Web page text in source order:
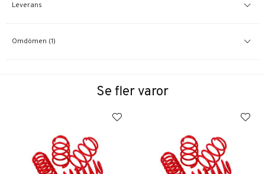
Leverans
Omdömen (1)
Se fler varor